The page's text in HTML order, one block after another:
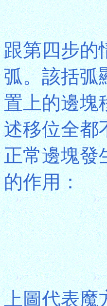
跟第四步的
弧。該括弧
置上的邊塊
述移位全都
正常邊塊發
的作用：
上圖代表魔